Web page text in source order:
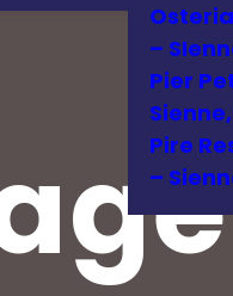
–
Pier
Pire
–